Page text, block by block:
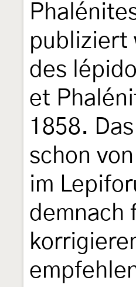
publiziert
des
et
1858.
schon
im
demnach